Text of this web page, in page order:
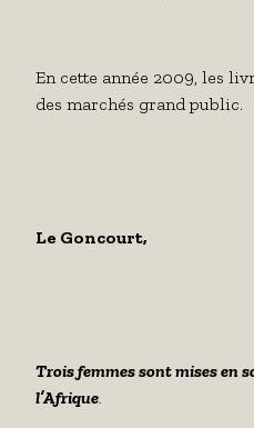
En cette année 2009, les
des marchés grand public.
Le Goncourt,
Trois femmes sont mises en
l’Afrique.